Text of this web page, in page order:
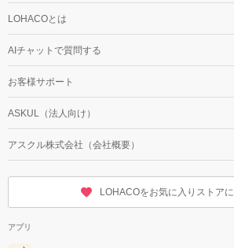
LOHACOとは
AIチャットで質問する
お客様サポート
ASKUL（法人向け）
アスクル株式会社（会社概要）
LOHACOをお気に入りストア
アプリ